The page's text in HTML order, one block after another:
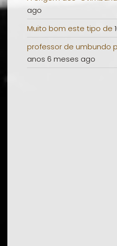
ago
Muito bom este tipo de
professor de umbundo
anos 6 meses ago